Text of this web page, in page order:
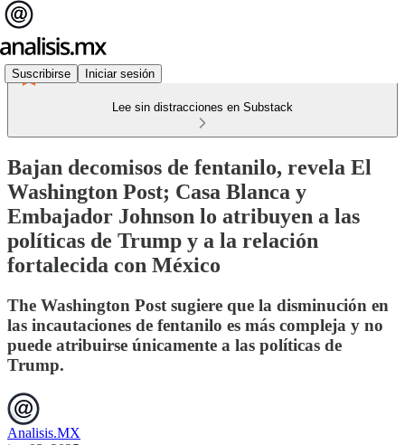
Suscribirse Iniciar sesión
Lee sin distracciones en Substack
Bajan decomisos de fentanilo, revela El
Washington Post; Casa Blanca y
Embajador Johnson lo atribuyen a las
políticas de Trump y a la relación
fortalecida con México
The Washington Post sugiere que la disminución en
las incautaciones de fentanilo es más compleja y no
puede atribuirse únicamente a las políticas de
Trump.
Analisis.MX